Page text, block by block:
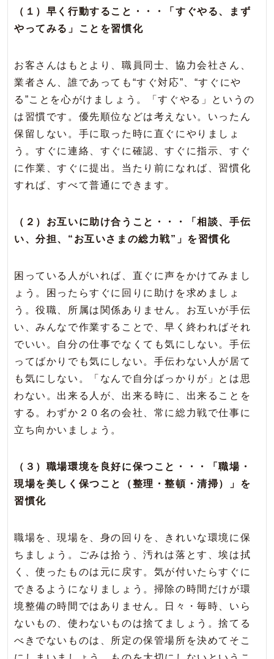
（１）早く行動すること・・・「すぐやる、まず
やってみる」ことを習慣化
お客さんはもとより、職員同士、協力会社さん、
業者さん、誰であっても“すぐ対応”、“すぐにや
る”ことを心がけましょう。「すぐやる」というの
は習慣です。優先順位などは考えない。いったん
保留しない。手に取った時に直ぐにやりましょ
う。すぐに連絡、すぐに確認、すぐに指示、すぐ
に作業、すぐに提出。当たり前になれば、習慣化
すれば、すべて普通にできます。
（２）お互いに助け合うこと・・・「相談、手伝
い、分担、“お互いさまの総力戦”」を習慣化
困っている人がいれば、直ぐに声をかけてみまし
ょう。困ったらすぐに回りに助けを求めましょ
う。役職、所属は関係ありません。お互いが手伝
い、みんなで作業することで、早く終わればそれ
でいい。自分の仕事でなくても気にしない。手伝
ってばかりでも気にしない。手伝わない人が居て
も気にしない。「なんで自分ばっかりが」とは思
わない。出来る人が、出来る時に、出来ることを
する。わずか２０名の会社、常に総力戦で仕事に
立ち向かいましょう。
（３）職場環境を良好に保つこと・・・「職場・
現場を美しく保つこと（整理・整頓・清掃）」を
習慣化
職場を、現場を、身の回りを、きれいな環境に保
ちましょう。ごみは拾う、汚れは落とす、埃は拭
く、使ったものは元に戻す。気が付いたらすぐに
できるようになりましょう。掃除の時間だけが環
境整備の時間ではありません。日々・毎時、いら
ないもの、使わないものは捨てましょう。捨てる
べきでないものは、所定の保管場所を決めてそこ